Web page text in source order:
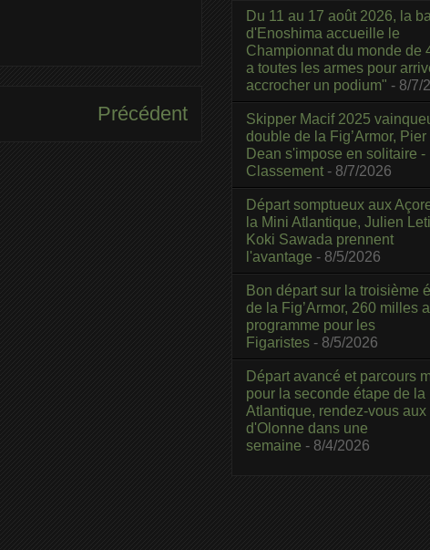
Précédent
Du 11 au 17 août 2026, la
d'Enoshima accueille le
Championnat du monde de
a toutes les armes pour
accrocher un podium" - 8/7/
Skipper Macif 2025
double de la Fig’Armor,
Dean s'impose en solitaire -
Classement - 8/7/2026
Départ somptueux aux
la Mini Atlantique, Julien
Koki Sawada prennent
l'avantage - 8/5/2026
Bon départ sur la troisième
de la Fig’Armor, 260 milles
programme pour les
Figaristes - 8/5/2026
Départ avancé et parcours
pour la seconde étape de la
Atlantique, rendez-vous
d'Olonne dans une
semaine - 8/4/2026